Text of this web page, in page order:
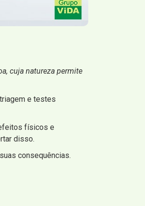
cuja natureza permite
e testes
físicos e
disso.
consequências.